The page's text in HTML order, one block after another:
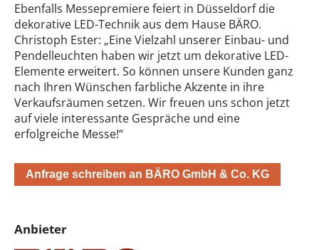
Ebenfalls Messepremiere feiert in Düsseldorf die
dekorative LED-Technik aus dem Hause BÄRO.
Christoph Ester: „Eine Vielzahl unserer Einbau- und
Pendelleuchten haben wir jetzt um dekorative LED-
Elemente erweitert. So können unsere Kunden ganz
nach Ihren Wünschen farbliche Akzente in ihre
Verkaufsräumen setzen. Wir freuen uns schon jetzt
auf viele interessante Gespräche und eine
erfolgreiche Messe!“
Anfrage schreiben an BÄRO GmbH & Co. KG
Anbieter